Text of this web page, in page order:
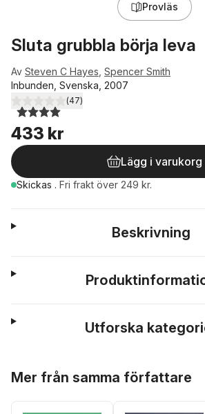
Provläs
Sluta grubbla börja leva
Av Steven C Hayes Spencer Smith
Inbunden, Svenska, 2007
4,0utav 5 stjärnor. Totalt antal röster:
(47)
433 kr
Lägg i varukorg
Skickas . Fri frakt över 249 kr.
Beskrivning
Utforska
Mer från samma författare